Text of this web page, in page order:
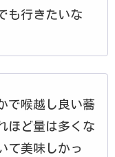
も行きたいな
で喉越し良い蕎
ほど量は多くな
て美味しかっ